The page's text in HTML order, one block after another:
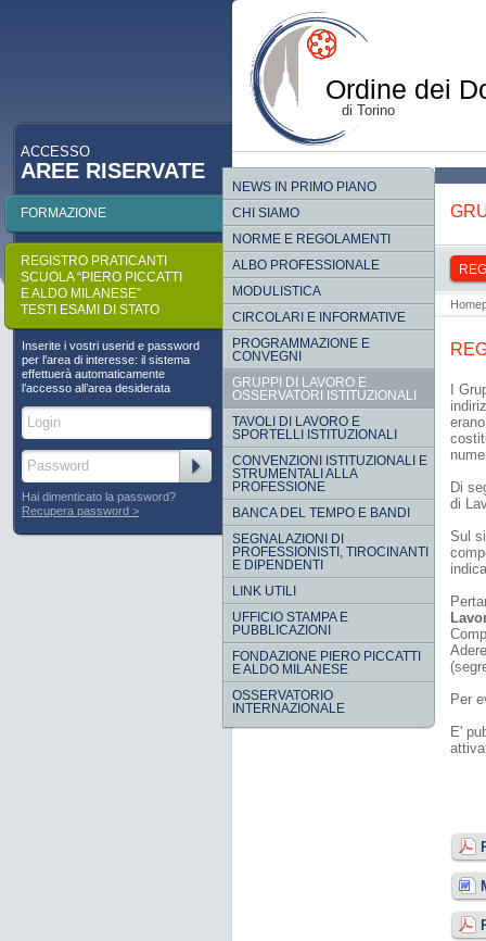
Ordine dei
di Torino
p
NEWS IN PRIMO PIANO
CHI SIAMO
NORME E REGOLAMENTI
ALBO PROFESSIONALE
MODULISTICA
CIRCOLARI E INFORMATIVE
PROGRAMMAZIONE E
CONVEGNI
GRUPPI DI LAVORO E
OSSERVATORI ISTITUZIONALI
TAVOLI DI LAVORO E
SPORTELLI ISTITUZIONALI
CONVENZIONI ISTITUZIONALI E
STRUMENTALI ALLA
PROFESSIONE
BANCA DEL TEMPO E BANDI
SEGNALAZIONI DI
PROFESSIONISTI, TIROCINANTI
E DIPENDENTI
LINK UTILI
UFFICIO STAMPA E
PUBBLICAZIONI
FONDAZIONE PIERO PICCATTI
E ALDO MILANESE
OSSERVATORIO
INTERNAZIONALE
ACCESSO
AREE RISERVATE
FORMAZIONE
REGISTRO PRATICANTI
SCUOLA “PIERO PICCATTI
E ALDO MILANESE”
TESTI ESAMI DI STATO
Inserite i vostri userid e password
per l’area di interesse: il sistema
effettuerà automaticamente
l’accesso all’area desiderata
Hai dimenticato la password?
Recupera password
I
Di
di
Sul
Per
E'